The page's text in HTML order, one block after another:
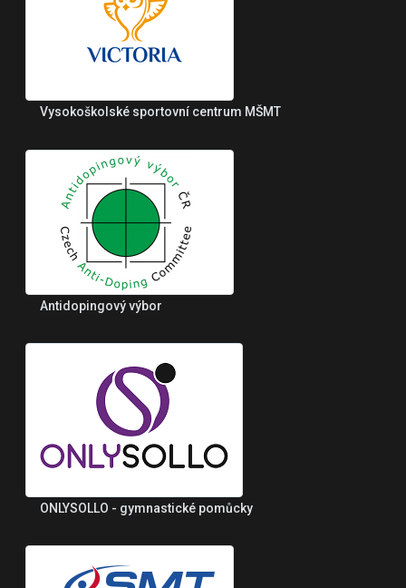
Vysokoškolské sportovní centrum MŠMT
Antidopingový výbor
ONLYSOLLO - gymnastické pomůcky